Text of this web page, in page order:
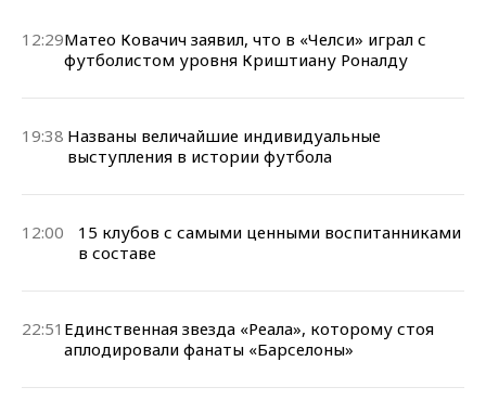
12:29Матео Ковачич заявил, что в «Челси» играл с
футболистом уровня Криштиану Роналду
19:38 Названы величайшие индивидуальные
выступления в истории футбола
12:00
15 клубов с самыми ценными воспитанниками
в составе
22:51 Единственная звезда «Реала», которому стоя
аплодировали фанаты «Барселоны»